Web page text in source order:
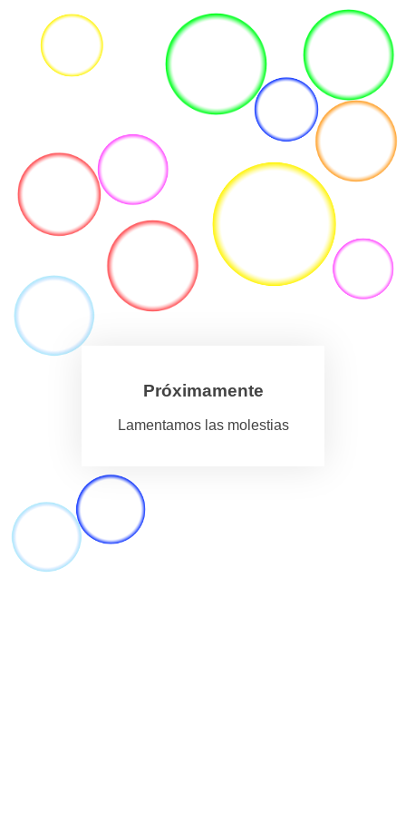
Próximamente
Lamentamos las molestias